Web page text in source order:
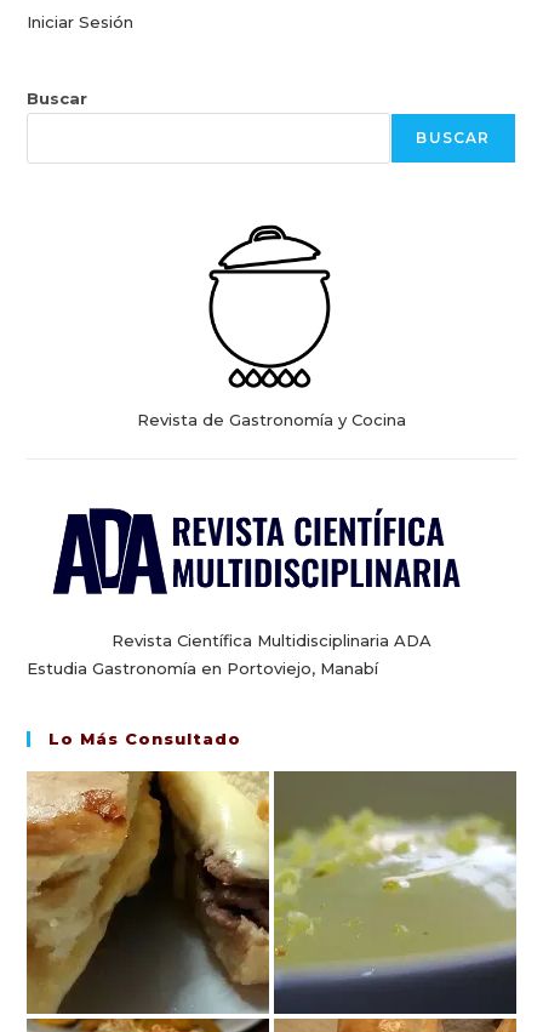
Iniciar Sesión
Buscar
BUSCAR
Revista de Gastronomía y Cocina
Revista Científica Multidisciplinaria ADA
Estudia Gastronomía en Portoviejo, Manabí
Lo Más Consultado